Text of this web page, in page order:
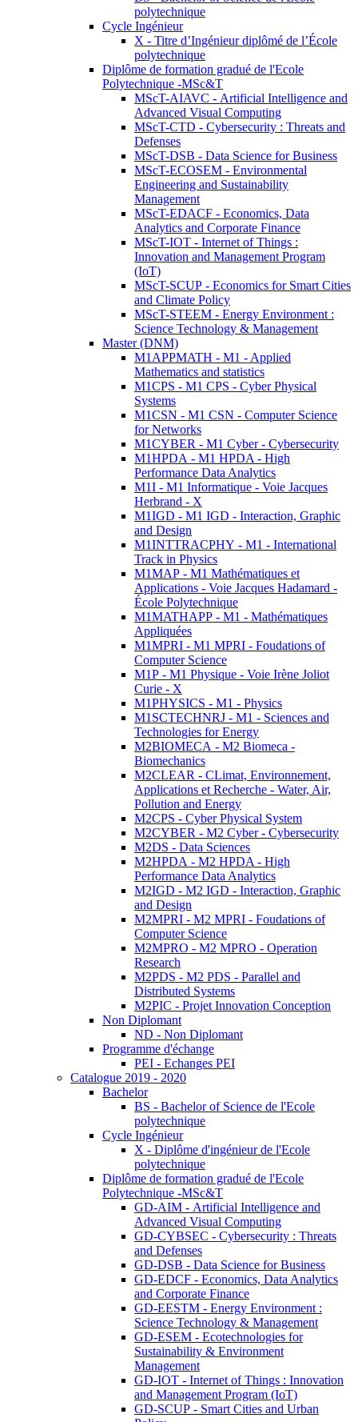
polytechnique
Cycle Ingénieur
X - Titre d’Ingénieur diplômé de l’École
polytechnique
Diplôme de formation gradué de l'Ecole
Polytechnique -MSc&T
MScT-AIAVC - Artificial Intelligence and
Advanced Visual Computing
MScT-CTD - Cybersecurity : Threats and
Defenses
MScT-DSB - Data Science for Business
MScT-ECOSEM - Environmental
Engineering and Sustainability
Management
MScT-EDACF - Economics, Data
Analytics and Corporate Finance
MScT-IOT - Internet of Things :
Innovation and Management Program
(IoT)
MScT-SCUP - Economics for Smart Cities
and Climate Policy
MScT-STEEM - Energy Environment :
Science Technology & Management
Master (DNM)
M1APPMATH - M1 - Applied
Mathematics and statistics
M1CPS - M1 CPS - Cyber Physical
Systems
M1CSN - M1 CSN - Computer Science
for Networks
M1CYBER - M1 Cyber - Cybersecurity
M1HPDA - M1 HPDA - High
Performance Data Analytics
M1I - M1 Informatique - Voie Jacques
Herbrand - X
M1IGD - M1 IGD - Interaction, Graphic
and Design
M1INTTRACPHY - M1 - International
Track in Physics
M1MAP - M1 Mathématiques et
Applications - Voie Jacques Hadamard -
École Polytechnique
M1MATHAPP - M1 - Mathématiques
Appliquées
M1MPRI - M1 MPRI - Foudations of
Computer Science
M1P - M1 Physique - Voie Irène Joliot
Curie - X
M1PHYSICS - M1 - Physics
M1SCTECHNRJ - M1 - Sciences and
Technologies for Energy
M2BIOMECA - M2 Biomeca -
Biomechanics
M2CLEAR - CLimat, Environnement,
Applications et Recherche - Water, Air,
Pollution and Energy
M2CPS - Cyber Physical System
M2CYBER - M2 Cyber - Cybersecurity
M2DS - Data Sciences
M2HPDA - M2 HPDA - High
Performance Data Analytics
M2IGD - M2 IGD - Interaction, Graphic
and Design
M2MPRI - M2 MPRI - Foudations of
Computer Science
M2MPRO - M2 MPRO - Operation
Research
M2PDS - M2 PDS - Parallel and
Distributed Systems
M2PIC - Projet Innovation Conception
Non Diplomant
ND - Non Diplomant
Programme d'échange
PEI - Echanges PEI
Catalogue 2019 - 2020
Bachelor
BS - Bachelor of Science de l'Ecole
polytechnique
Cycle Ingénieur
X - Diplôme d'ingénieur de l'Ecole
polytechnique
Diplôme de formation gradué de l'Ecole
Polytechnique -MSc&T
GD-AIM - Artificial Intelligence and
Advanced Visual Computing
GD-CYBSEC - Cybersecurity : Threats
and Defenses
GD-DSB - Data Science for Business
GD-EDCF - Economics, Data Analytics
and Corporate Finance
GD-EESTM - Energy Environment :
Science Technology & Management
GD-ESEM - Ecotechnologies for
Sustainability & Environment
Management
GD-IOT - Internet of Things : Innovation
and Management Program (IoT)
GD-SCUP - Smart Cities and Urban